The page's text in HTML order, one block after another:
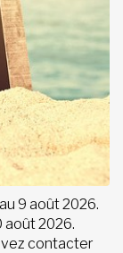
9 août 2026.
août 2026.
contacter